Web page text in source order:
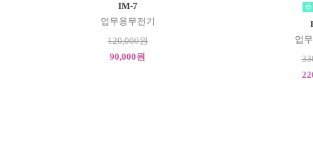
IM-7
업무용무전기
120,000원
90,000원
업